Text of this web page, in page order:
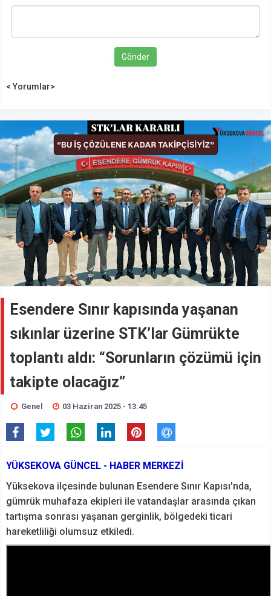
Gönder
< Yorumlar>
Esendere Sınır kapısında yaşanan
sıkınlar üzerine STK’lar Gümrükte
toplantı aldı: “Sorunların çözümü için
takipte olacağız”
Genel 03 Haziran 2025 - 13:45
YÜKSEKOVA GÜNCEL - HABER MERKEZİ
Yüksekova ilçesinde bulunan Esendere Sınır Kapısı'nda,
gümrük muhafaza ekipleri ile vatandaşlar arasında çıkan
tartışma sonrası yaşanan gerginlik, bölgedeki ticari
hareketliliği olumsuz etkiledi.